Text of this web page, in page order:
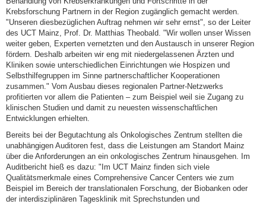
Krebsforschung Partnern in der Region zugänglich gemacht werden.
"Unseren diesbezüglichen Auftrag nehmen wir sehr ernst", so der Leiter
des UCT Mainz, Prof. Dr. Matthias Theobald. "Wir wollen unser Wissen
weiter geben, Experten vernetzten und den Austausch in unserer Region
fördern. Deshalb arbeiten wir eng mit niedergelassenen Ärzten und
Kliniken sowie unterschiedlichen Einrichtungen wie Hospizen und
Selbsthilfegruppen im Sinne partnerschaftlicher Kooperationen
zusammen." Vom Ausbau dieses regionalen Partner-Netzwerks
profitierten vor allem die Patienten – zum Beispiel weil sie Zugang zu
klinischen Studien und damit zu neuesten wissenschaftlichen
Entwicklungen erhielten.
Bereits bei der Begutachtung als Onkologisches Zentrum stellten die
unabhängigen Auditoren fest, dass die Leistungen am Standort Mainz
über die Anforderungen an ein onkologisches Zentrum hinausgehen. Im
Auditbericht hieß es dazu: "Im UCT Mainz finden sich viele
Qualitätsmerkmale eines Comprehensive Cancer Centers wie zum
Beispiel im Bereich der translationalen Forschung, der Biobanken oder
der interdisziplinären Tagesklinik mit Sprechstunden und